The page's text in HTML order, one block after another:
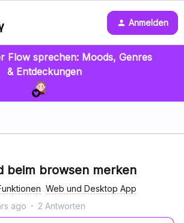
Anmelden
Flow sprechen: Moods, Genres
& Entdeckungen
beim browsen merken
Web und Desktop App
ago
2 Antworten